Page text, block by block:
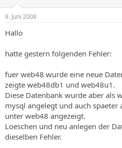
l
e
r
s
h
e
m
s
l
u
d
t
u
m
9. Juni 2008
Hallo
hatte gestern folgenden Fehler:
fuer web48 wurde eine neue
zeigte web48db1 und web48u1.
Diese Datenbank wurde aber als
mysql angelegt und auch spaeter
unter web48 angezeigt.
Loeschen und neu anlegen der
dieselben Fehler.